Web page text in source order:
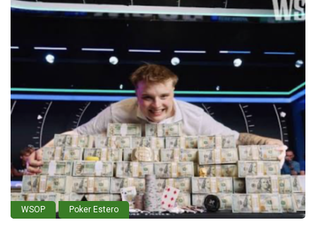
WSOP Poker Estero